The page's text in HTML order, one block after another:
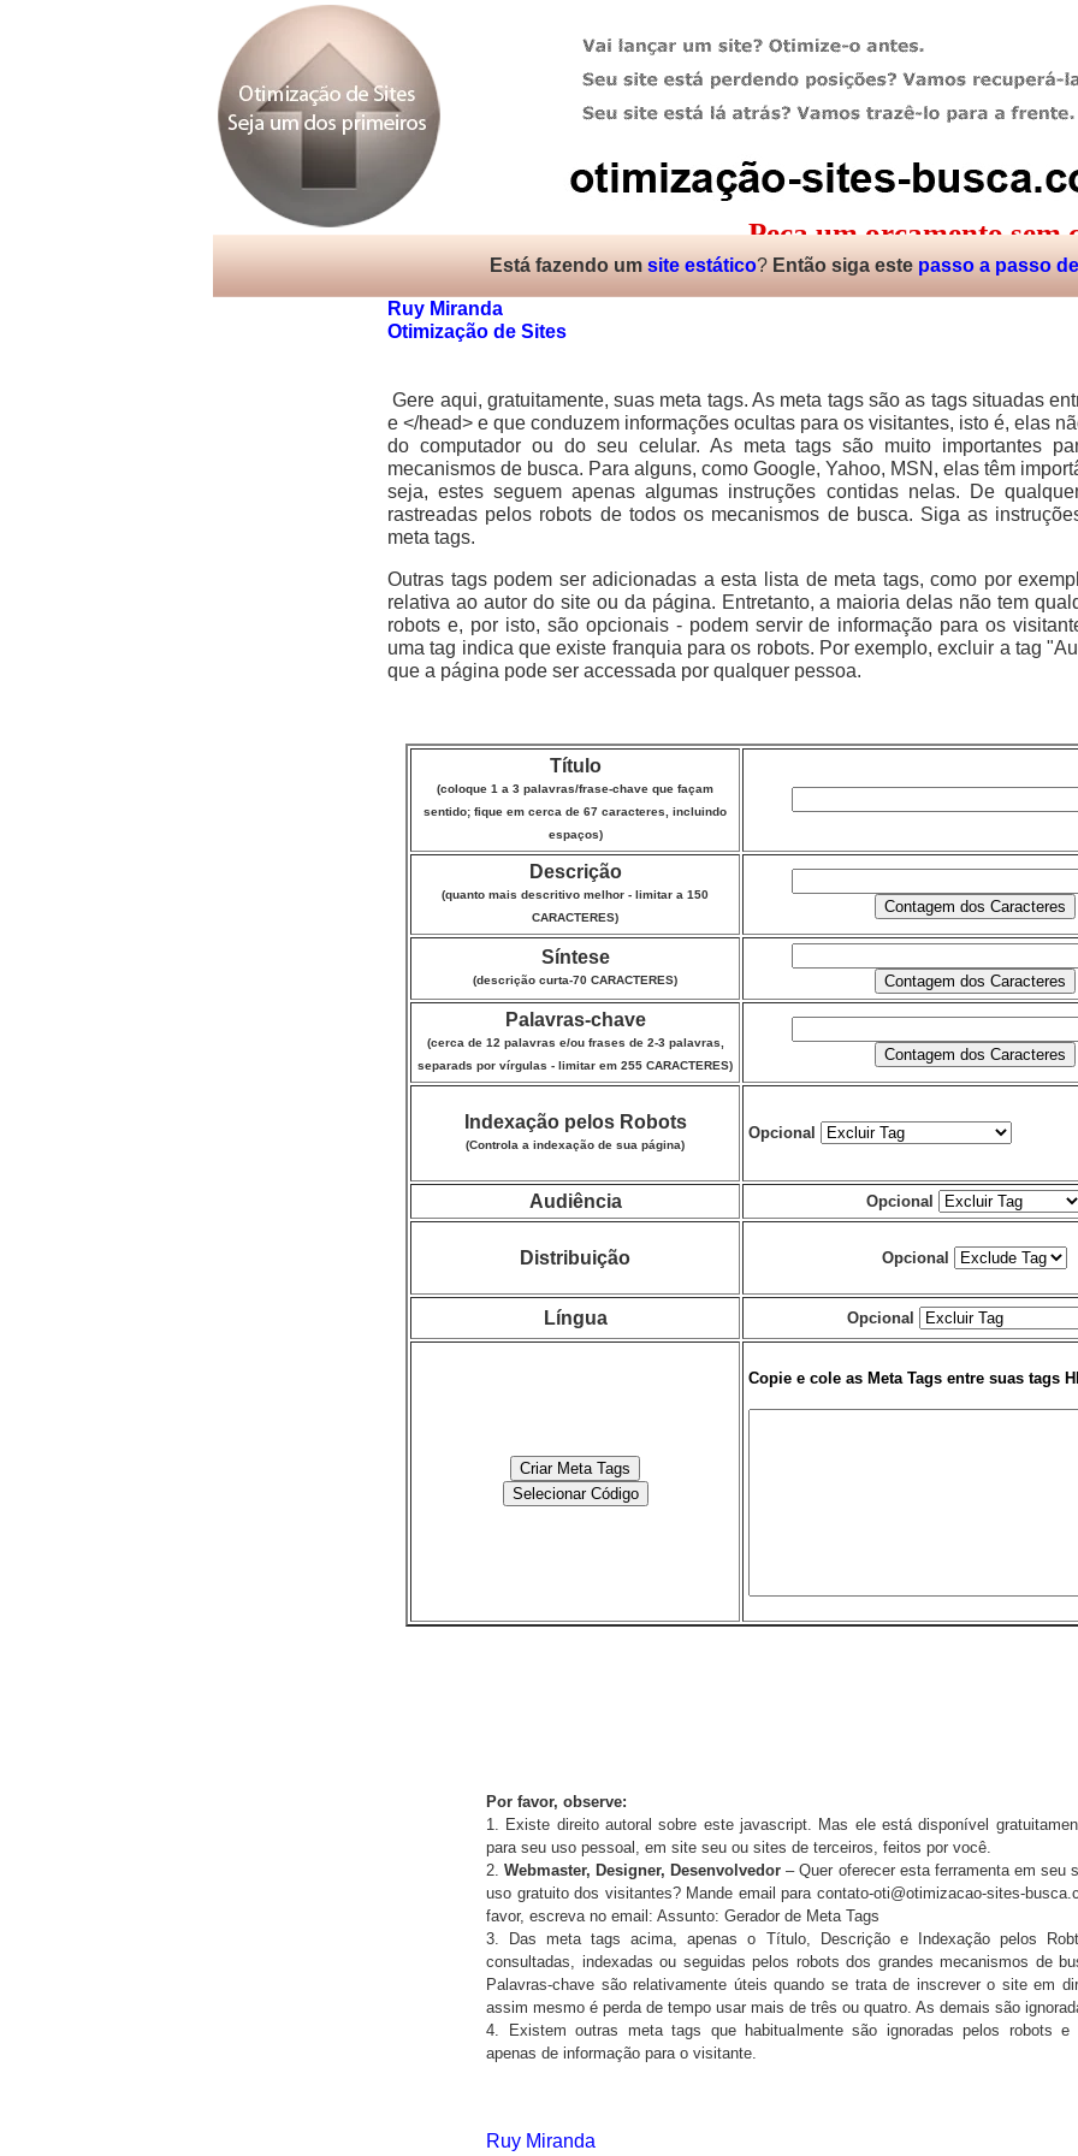
Peça um orçamento sem
Está fazendo um site estático? Então siga este passo a passo
Meta Tags – Gerador
Ruy Miranda
Otimização de Sites
Gere aqui, gratuitamente, suas meta tags. As meta tags são as tags situadas
e </head> e que conduzem informações ocultas para os visitantes, isto é, elas
do computador ou do seu celular. As meta tags são muito importantes
mecanismos de busca. Para alguns, como Google, Yahoo, MSN, elas têm
seja, estes seguem apenas algumas instruções contidas nelas. De
rastreadas pelos robots de todos os mecanismos de busca. Siga as
meta tags.
Outras tags podem ser adicionadas a esta lista de meta tags, como por
relativa ao autor do site ou da página. Entretanto, a maioria delas não tem
robots e, por isto, são opcionais - podem servir de informação para os
uma tag indica que existe franquia para os robots. Por exemplo, excluir a tag
que a página pode ser accessada por qualquer pessoa.
Título
(coloque 1 a 3 palavras/frase-chave que façam
sentido; fique em cerca de 67 caracteres, incluindo
espaços)
Descrição
(quanto mais descritivo melhor - limitar a 150
CARACTERES)
Síntese
(descrição curta-70 CARACTERES)
Palavras-chave
(cerca de 12 palavras e/ou frases de 2-3 palavras,
separads por vírgulas - limitar em 255 CARACTERES)
Indexação pelos Robots
(Controla a indexação de sua página)
Opcional
Audiência Opcional
Distribuição Opcional
Língua Opcional
Copie e cole as Meta Tags entre suas tags
Por favor, observe:
1. Existe direito autoral sobre este javascript. Mas ele está disponível
para seu uso pessoal, em site seu ou sites de terceiros, feitos por você.
2.Webmaster, Designer, Desenvolvedor – Quer oferecer esta ferramenta em seu
uso gratuito dos visitantes? Mande email para contato-oti@otimizacao-sites-
favor, escreva no email: Assunto: Gerador de Meta Tags
3. Das meta tags acima, apenas o Título, Descrição e Indexação pelos
consultadas, indexadas ou seguidas pelos robots dos grandes mecanismos de
Palavras-chave são relativamente úteis quando se trata de inscrever o site em
assim mesmo é perda de tempo usar mais de três ou quatro. As demais são
4. Existem outras meta tags que habitualmente são ignoradas pelos robots e
apenas de informação para o visitante.
Ruy Miranda